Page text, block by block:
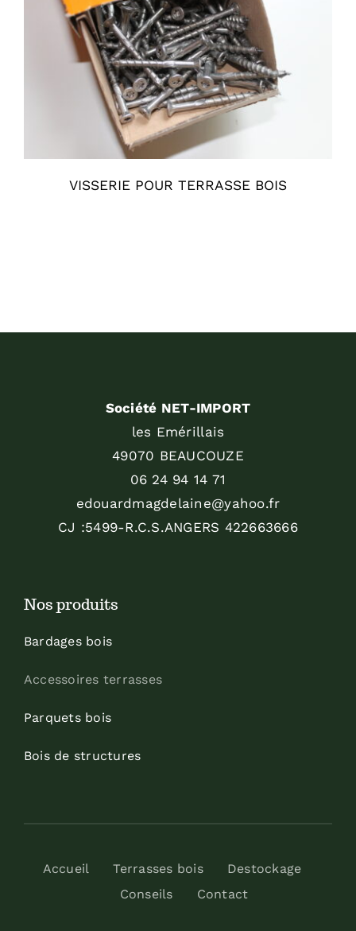
VISSERIE POUR TERRASSE BOIS
Société NET-IMPORT
les Emérillais
49070 BEAUCOUZE
06 24 94 14 71
edouardmagdelaine@yahoo.fr
CJ :5499-R.C.S.ANGERS 422663666
Nos produits
Bardages bois
Accessoires terrasses
Parquets bois
Bois de structures
Accueil Terrasses bois
Destockage
Conseils
Contact